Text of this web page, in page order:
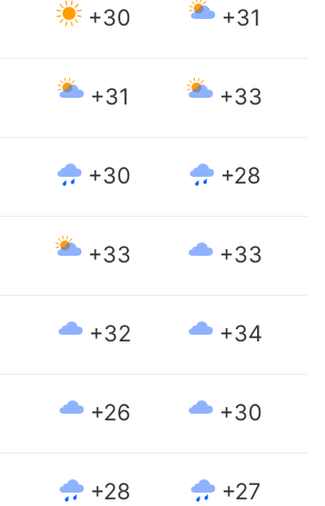
+30 +31
+31 +33
+30 +28
+33 +33
+32 +34
+26 +30
+28 +27